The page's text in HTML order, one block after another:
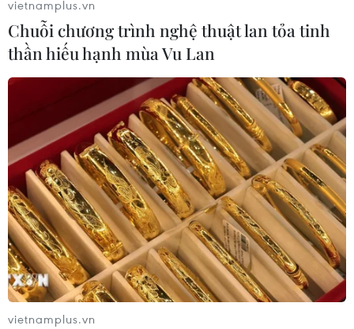
vietnamplus.vn
Chuỗi chương trình nghệ thuật lan tỏa tinh
thần hiếu hạnh mùa Vu Lan
vietnamplus.vn